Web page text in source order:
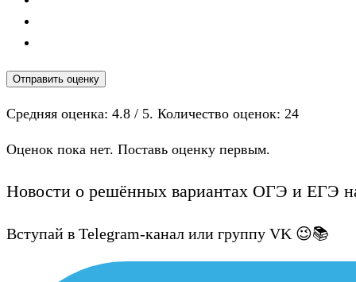
Отправить оценку
Средняя оценка: 4.8 / 5. Количество оценок: 24
Оценок пока нет. Поставь оценку первым.
Новости о решённых вариантах ОГЭ и ЕГЭ
Вступай в Telegram-канал или группу VK 😉📚